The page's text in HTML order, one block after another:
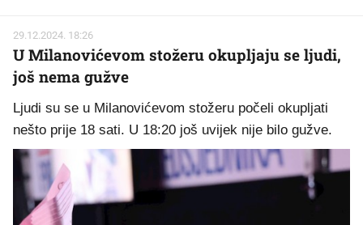
29.12.2024. 18:26
U Milanovićevom stožeru okupljaju se ljudi,
još nema gužve
Ljudi su se u Milanovićevom stožeru počeli okupljati
nešto prije 18 sati. U 18:20 još uvijek nije bilo gužve.